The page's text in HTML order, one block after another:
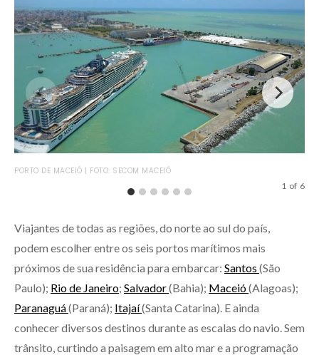
PORTO DE MACEIÓ | FOTO: SECOM MACEIÓ
1 of 6
Viajantes de todas as regiões, do norte ao sul do país,
podem escolher entre os seis portos marítimos mais
próximos de sua residência para embarcar: Santos (São
Paulo); Rio de Janeiro; Salvador(Bahia); Maceió(Alagoas);
Paranaguá(Paraná); Itajaí(Santa Catarina). E ainda
conhecer diversos destinos durante as escalas do navio. Sem
trânsito, curtindo a paisagem em alto mar e a programação